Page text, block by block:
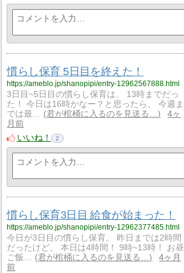
慣らし保育 5日目を終えた！
https://ameblo.jp/shanopipi/entry-12962567888.html
3日目~5日目の慣らし保育は、 13時までだっ
た！ 今日は16時かなー？と思ったら、 今週ま
では最…
君が棺桶に入るのを見送る…
4ヶ
月前
いいね！
2
慣らし保育3日目 給食が始まった！
https://ameblo.jp/shanopipi/entry-12962377485.html
今日が3日目の慣らし保育。 昨日までは2時間
だったけど、 本日は4時間！ 9時~13時！ お昼
ご飯…
君が棺桶に入るのを見送る…
4ヶ月
前